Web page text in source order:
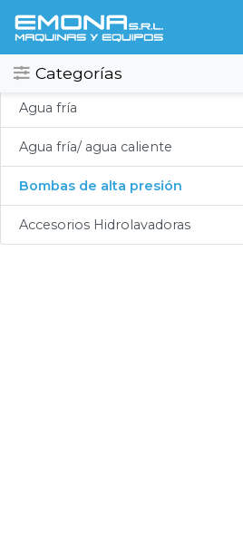
Categorías
Categorias
Todos
Compresores
Secadores
Hidrolavadoras
Hidrolavadoras
Ver todos
Agua fría
Agua fría/ agua caliente
Bombas de alta presión
Accesorios Hidrolavadoras
Lubricación